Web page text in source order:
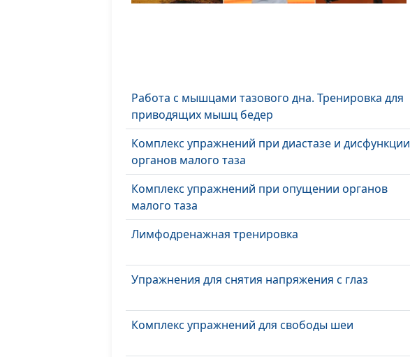
Работа с мышцами тазового дна. Тренировка для
приводящих мышц бедер
Комплекс упражнений при диастазе и дисфункции
органов малого таза
Комплекс упражнений при опущении органов
малого таза
Лимфодренажная тренировка
Упражнения для снятия напряжения с глаз
Комплекс упражнений для свободы шеи